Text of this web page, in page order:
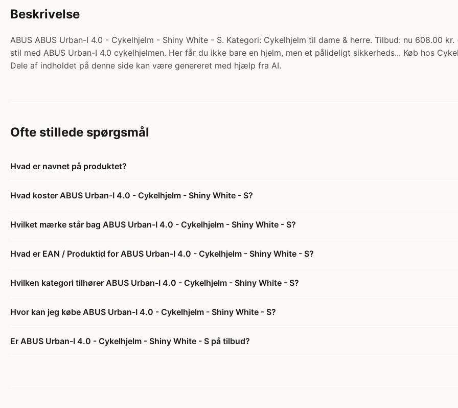
Beskrivelse
ABUS ABUS Urban-I 4.0 - Cykelhjelm - Shiny White - S. Kategori: Cykelhjelm til dame & herre. Tilbud: nu 608.00
stil med ABUS Urban-I 4.0 cykelhjelmen. Her får du ikke bare en hjelm, men et pålideligt sikkerheds... Køb hos
Dele af indholdet på denne side kan være genereret med hjælp fra AI.
Ofte stillede spørgsmål
Hvad er navnet på produktet?
Hvad koster ABUS Urban-I 4.0 - Cykelhjelm - Shiny White - S?
Hvilket mærke står bag ABUS Urban-I 4.0 - Cykelhjelm - Shiny White - S?
Hvad er EAN / Produktid for ABUS Urban-I 4.0 - Cykelhjelm - Shiny White - S?
Hvilken kategori tilhører ABUS Urban-I 4.0 - Cykelhjelm - Shiny White - S?
Hvor kan jeg købe ABUS Urban-I 4.0 - Cykelhjelm - Shiny White - S?
Er ABUS Urban-I 4.0 - Cykelhjelm - Shiny White - S på tilbud?